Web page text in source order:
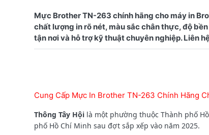
Mực Brother TN-263 chính hãng cho máy in
chất lượng in rõ nét, màu sắc chân thực, độ
Cung Cấp Mực In Brother TN-263 Chính Hãng
Thông Tây Hội là một phường thuộc Thành phố
phố Hồ Chí Minh sau đợt sắp xếp vào năm 2025.